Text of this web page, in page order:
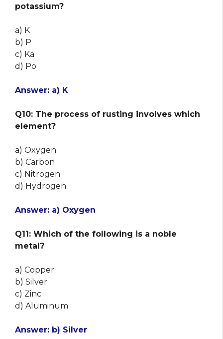
potassium?
a) K
b) P
c) Ka
d) Po
Answer: a) K
Q10: The process of rusting involves which
element?
a) Oxygen
b) Carbon
c) Nitrogen
d) Hydrogen
Answer: a) Oxygen
Q11: Which of the following is a noble
metal?
a) Copper
b) Silver
c) Zinc
d) Aluminum
Answer: b) Silver